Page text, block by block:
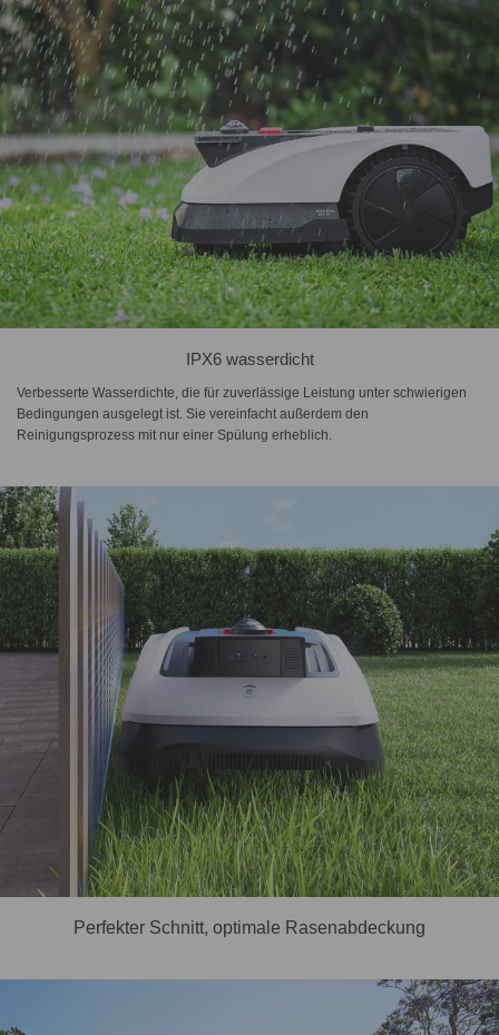
IPX6 wasserdicht
Verbesserte Wasserdichte, die für zuverlässige Leistung unter schwierigen
Bedingungen ausgelegt ist. Sie vereinfacht außerdem den
Reinigungsprozess mit nur einer Spülung erheblich.
Perfekter Schnitt, optimale Rasenabdeckung